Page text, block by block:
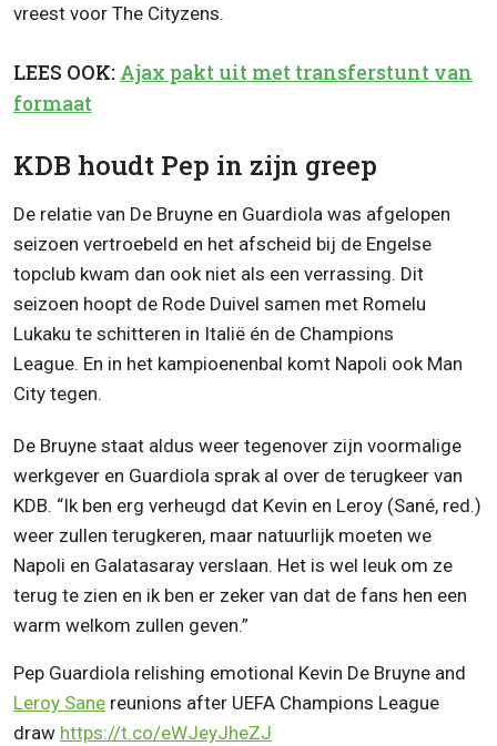
vreest voor The Cityzens.
LEES OOK: Ajax pakt uit met transferstunt van
formaat
KDB houdt Pep in zijn greep
De relatie van De Bruyne en Guardiola was afgelopen
seizoen vertroebeld en het afscheid bij de Engelse
topclub kwam dan ook niet als een verrassing. Dit
seizoen hoopt de Rode Duivel samen met Romelu
Lukaku te schitteren in Italië én de Champions
League. En in het kampioenenbal komt Napoli ook Man
City tegen.
De Bruyne staat aldus weer tegenover zijn voormalige
werkgever en Guardiola sprak al over de terugkeer van
KDB. “Ik ben erg verheugd dat Kevin en Leroy (Sané, red.)
weer zullen terugkeren, maar natuurlijk moeten we
Napoli en Galatasaray verslaan. Het is wel leuk om ze
terug te zien en ik ben er zeker van dat de fans hen een
warm welkom zullen geven.”
Pep Guardiola relishing emotional Kevin De Bruyne and
Leroy Sane reunions after UEFA Champions League
draw https://t.co/eWJeyJheZJ